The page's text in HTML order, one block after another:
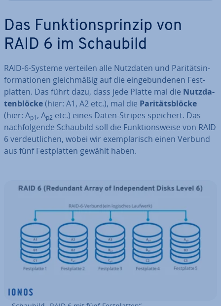
Das Funk­ti­ons­prin­zip von
RAID 6 im Schaubild
RAID-6-Systeme verteilen alle Nutzdaten und Pa­ri­täts­in­
for­ma­tio­nen gleich­mä­ßig auf die ein­ge­bun­de­nen Fest­
plat­ten. Das führt dazu, dass jede Platte mal die Nutz­da­
ten­blö­cke(hier: A1, A2 etc.), mal die Pa­ri­täts­blö­cke
(hier: Ap1 , Ap2 etc.) eines Daten-Stripes speichert. Das
nach­fol­gen­de Schaubild soll die Funk­ti­ons­wei­se von RAID
6 ver­deut­li­chen, wobei wir ex­em­pla­risch einen Verbund
aus fünf Fest­plat­ten gewählt haben.